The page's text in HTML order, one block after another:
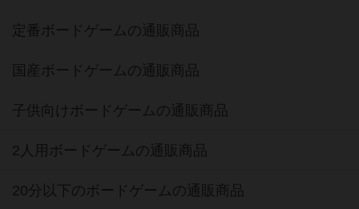
定番ボードゲームの通販商品
国産ボードゲームの通販商品
子供向けボードゲームの通販商品
2人用ボードゲームの通販商品
20分以下のボードゲームの通販商品